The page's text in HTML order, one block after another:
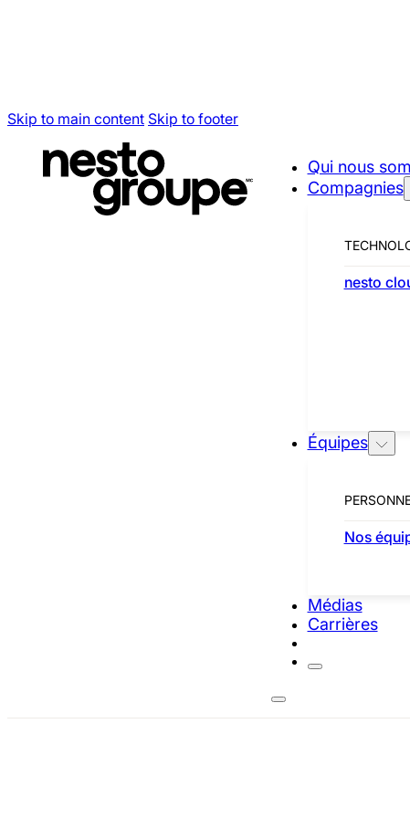
Skip to main content Skip to footer
Qui nous
Compagnies
nesto
Équipes
Nos
Médias
Carrières
Tara Somerset est la vice-présidente services et
supervisant les services résidentiels, les opérations